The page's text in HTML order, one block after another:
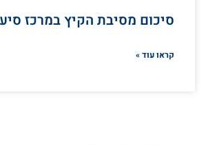
סיכום מסיבת הקיץ במרכז
קראו עוד »